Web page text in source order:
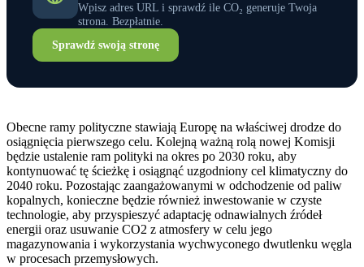
Wpisz adres URL i sprawdź ile CO₂ generuje Twoja
strona. Bezpłatnie.
Sprawdź swoją stronę
Obecne ramy polityczne stawiają Europę na właściwej drodze do
osiągnięcia pierwszego celu. Kolejną ważną rolą nowej Komisji
będzie ustalenie ram polityki na okres po 2030 roku, aby
kontynuować tę ścieżkę i osiągnąć uzgodniony cel klimatyczny do
2040 roku. Pozostając zaangażowanymi w odchodzenie od paliw
kopalnych, konieczne będzie również inwestowanie w czyste
technologie, aby przyspieszyć adaptację odnawialnych źródeł
energii oraz usuwanie CO2 z atmosfery w celu jego
magazynowania i wykorzystania wychwyconego dwutlenku węgla
w procesach przemysłowych.